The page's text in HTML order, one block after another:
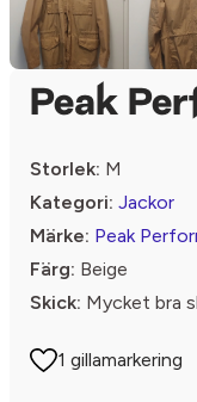
Peak
Storlek: M
Kategori: Jackor
Märke: Peak
Färg: Beige
Skick: Mycket bra
1 gillamarkering